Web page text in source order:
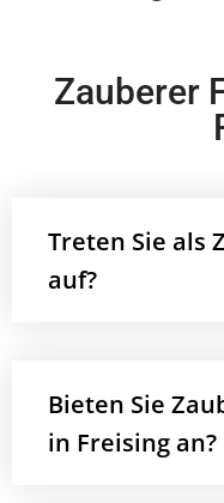
Zauberer
Treten Sie als
auf?
Bieten Sie
in Freising an?